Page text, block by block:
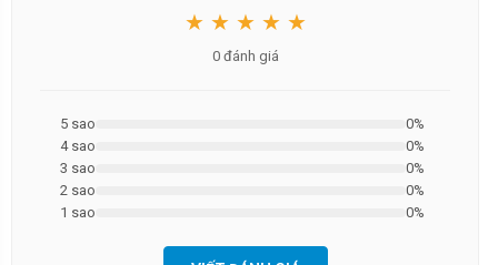
★ ★ ★ ★ ★
0 đánh giá
5 sao
0%
4 sao
0%
3 sao
0%
2 sao
0%
1 sao
0%